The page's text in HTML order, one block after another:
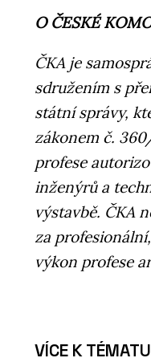
O ČESKÉ
ČKA je
sdružením s
státní správy,
zákonem č.
profese
inženýrů a
výstavbě. ČKA
za
výkon profese
VÍCE K TÉMATU